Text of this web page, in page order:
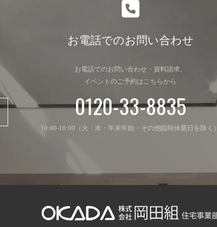
お電話でのお問い合わせ
お電話でのお問い合わせ・資料請求、
イベントのご予約はこちらから
0120-33-8835
10:00-18:00（火・水・年末年始・その他臨時休業日を除く）